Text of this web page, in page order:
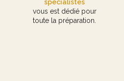
spécialistes
vous est dédié pour
toute la préparation.